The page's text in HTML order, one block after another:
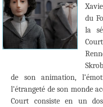
du
la
de son animation,
l’étrangeté de son monde
Court consiste en un